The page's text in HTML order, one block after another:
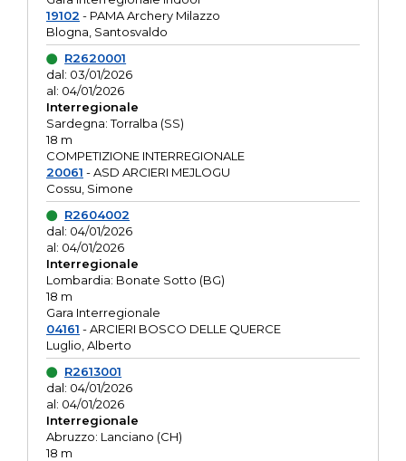
19102 - PAMA Archery Milazzo
Blogna, Santosvaldo
R2620001
dal: 03/01/2026
al: 04/01/2026
Interregionale
Sardegna: Torralba (SS)
18 m
COMPETIZIONE INTERREGIONALE
20061 - ASD ARCIERI MEJLOGU
Cossu, Simone
R2604002
dal: 04/01/2026
al: 04/01/2026
Interregionale
Lombardia: Bonate Sotto (BG)
18 m
Gara Interregionale
04161 - ARCIERI BOSCO DELLE QUERCE
Luglio, Alberto
R2613001
dal: 04/01/2026
al: 04/01/2026
Interregionale
Abruzzo: Lanciano (CH)
18 m